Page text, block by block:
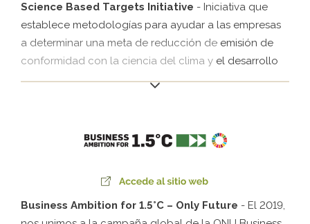
Science Based Targets Initiative - Iniciativa que
establece metodologías para ayudar a las empresas
a determinar una meta de reducción de emisión de
conformidad con la ciencia del clima y el desarrollo
económico sostenible. Klabin fue la primera empresa
Business Ambition for 1.5°C – Only Future - El 2019,